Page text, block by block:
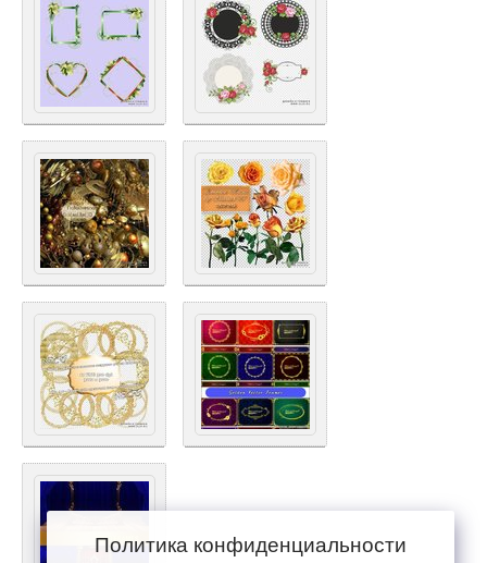
Политика конфиденциальности